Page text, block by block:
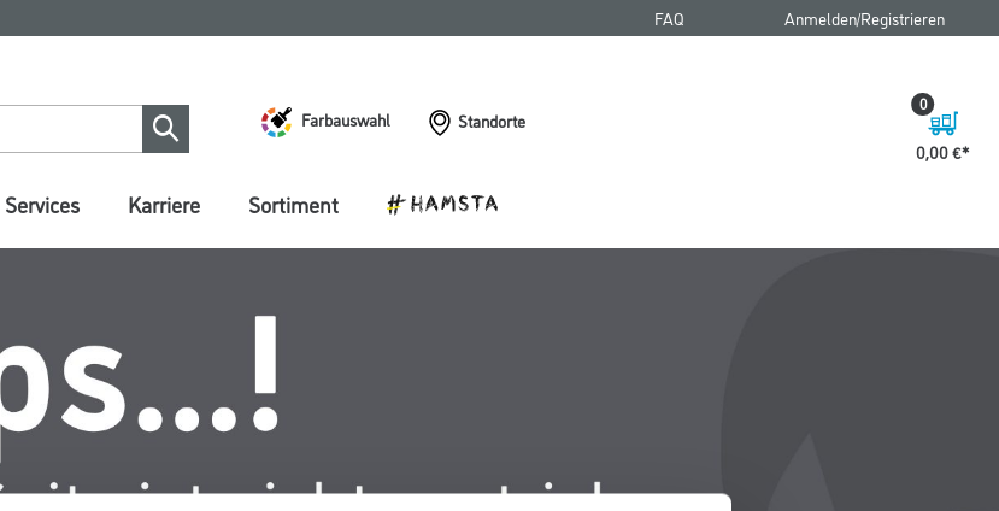
FAQ Anmelden/Registrieren
Farbauswahl
Standorte
0,00 €
0
Services Karriere Sortiment